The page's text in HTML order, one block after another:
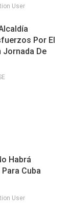
User
Por El
Jornada De
Habrá
Cuba
User